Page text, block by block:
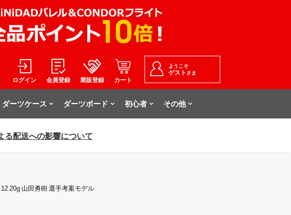
ログイン 会員登録 業販登録 カート
ようこそ
ゲスト さま
ダーツケース ダーツボード 初心者 その他
る配送への影響について
20g 山田勇樹 選手考案モデル